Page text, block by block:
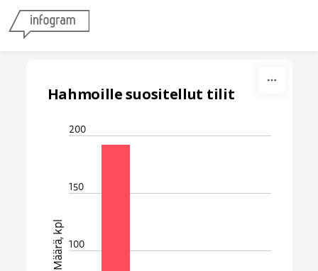
Hahmoille suositellut tilit
200
150
100
Määrä, kpl